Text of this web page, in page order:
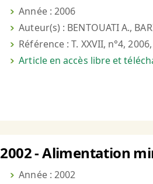
Année : 2006
Auteur(s) : BENTOUATI A.,
Référence : T. XXVII, n°4,
Article en accès libre et
2002 - Alimentation
Année : 2002